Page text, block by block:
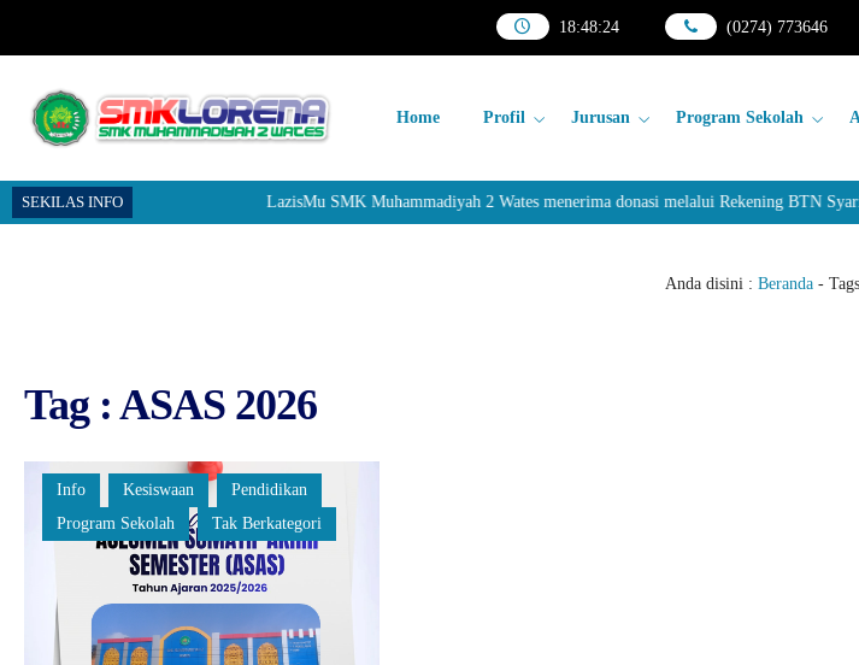
18:48:24 (0274) 773646
Home Profil Jurusan Program Sekolah
SEKILAS INFO LazisMu SMK Muhammadiyah 2 Wates menerima donasi melalui Rekening BTN
Anda disini : Beranda-
Tag : ASAS 2026
Info Kesiswaan
Pendidikan
Program Sekolah
Tak Berkategori